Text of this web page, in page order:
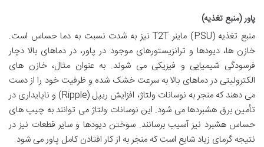
پاور (منبع تغذیه)
منبع تغذیه (PSU) ماینر T2T نیز به شدت نسبت به دما حساس است.
خازن ها، دیودها و ترانزیستورهای موجود در پاور، در دماهای بالا دچار
فرسودگی شیمیایی و فیزیکی می شوند. به عنوان مثال، خازن های
الکترولیتی در دماهای بالا به سرعت خشک شده و ظرفیت خود را از دست
می دهند که منجر به نوسانات ولتاژ، افزایش ریپل (Ripple) و ناپایداری در
تأمین برق هشبردها می شود. این نوسانات ولتاژ می توانند به چیپ های
حساس هشبرد نیز آسیب برسانند. سوختن دیودها و سایر قطعات نیز در
نتیجه گرمای زیاد شایع است که منجر به از کار افتادن کامل پاور می شود.